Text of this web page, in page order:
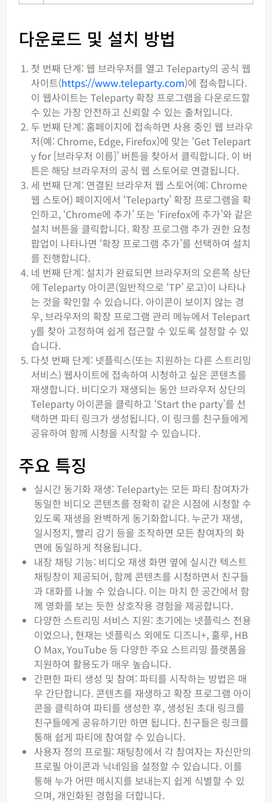
다운로드 및 설치 방법
첫 번째 단계: 웹 브라우저를 열고 Teleparty의 공식 웹
사이트(https://www.teleparty.com)에 접속합니다.
이 웹사이트는 Teleparty 확장 프로그램을 다운로드할
수 있는 가장 안전하고 신뢰할 수 있는 출처입니다.
두 번째 단계: 홈페이지에 접속하면 사용 중인 웹 브라우
저(예: Chrome, Edge, Firefox)에 맞는 ‘Get Telepart
y for [브라우저 이름]’ 버튼을 찾아서 클릭합니다. 이 버
튼은 해당 브라우저의 공식 웹 스토어로 연결됩니다.
세 번째 단계: 연결된 브라우저 웹 스토어(예: Chrome
웹 스토어) 페이지에서 ‘Teleparty’ 확장 프로그램을 확
인하고, ‘Chrome에 추가’ 또는 ‘Firefox에 추가’와 같은
설치 버튼을 클릭합니다. 확장 프로그램 추가 권한 요청
팝업이 나타나면 ‘확장 프로그램 추가’를 선택하여 설치
를 진행합니다.
네 번째 단계: 설치가 완료되면 브라우저의 오른쪽 상단
에 Teleparty 아이콘(일반적으로 ‘TP’ 로고)이 나타나
는 것을 확인할 수 있습니다. 아이콘이 보이지 않는 경
우, 브라우저의 확장 프로그램 관리 메뉴에서 Telepart
y를 찾아 고정하여 쉽게 접근할 수 있도록 설정할 수 있
습니다.
다섯 번째 단계: 넷플릭스(또는 지원하는 다른 스트리밍
서비스) 웹사이트에 접속하여 시청하고 싶은 콘텐츠를
재생합니다. 비디오가 재생되는 동안 브라우저 상단의
Teleparty 아이콘을 클릭하고 ‘Start the party’를 선
택하면 파티 링크가 생성됩니다. 이 링크를 친구들에게
공유하여 함께 시청을 시작할 수 있습니다.
주요 특징
실시간 동기화 재생: Teleparty는 모든 파티 참여자가
동일한 비디오 콘텐츠를 정확히 같은 시점에 시청할 수
있도록 재생을 완벽하게 동기화합니다. 누군가 재생,
일시정지, 빨리 감기 등을 조작하면 모든 참여자의 화
면에 동일하게 적용됩니다.
내장 채팅 기능: 비디오 재생 화면 옆에 실시간 텍스트
채팅창이 제공되어, 함께 콘텐츠를 시청하면서 친구들
과 대화를 나눌 수 있습니다. 이는 마치 한 공간에서 함
께 영화를 보는 듯한 상호작용 경험을 제공합니다.
다양한 스트리밍 서비스 지원: 초기에는 넷플릭스 전용
이었으나, 현재는 넷플릭스 외에도 디즈니+, 훌루, HB
O Max, YouTube 등 다양한 주요 스트리밍 플랫폼을
지원하여 활용도가 매우 높습니다.
간편한 파티 생성 및 참여: 파티를 시작하는 방법은 매
우 간단합니다. 콘텐츠를 재생하고 확장 프로그램 아이
콘을 클릭하여 파티를 생성한 후, 생성된 초대 링크를
친구들에게 공유하기만 하면 됩니다. 친구들은 링크를
통해 쉽게 파티에 참여할 수 있습니다.
사용자 정의 프로필: 채팅창에서 각 참여자는 자신만의
프로필 아이콘과 닉네임을 설정할 수 있습니다. 이를
통해 누가 어떤 메시지를 보내는지 쉽게 식별할 수 있
으며, 개인화된 경험을 더합니다.